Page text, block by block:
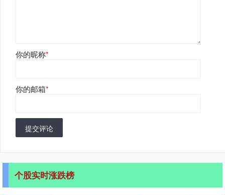
你的昵称*
你的邮箱*
提交评论
个股实时涨跌榜